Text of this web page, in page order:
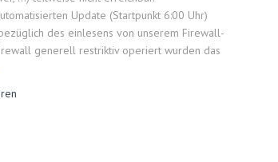
Update (Startpunkt 6:00 Uhr)
des einlesens von unserem Firewall-
generell restriktiv operiert wurden das